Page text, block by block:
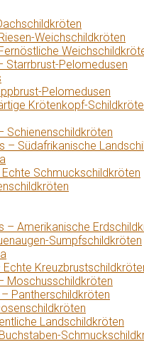
Weichschildkröten
Starrbrust-Pelomedusen
Pelomedusen
Krötenkopf-
Schienenschildkröten
– Südafrikanische
Schmuckschildkröten
– Amerikanische
Sumpfschildkröten
Moschusschildkröten
Pantherschildkröten
Landschildkröten